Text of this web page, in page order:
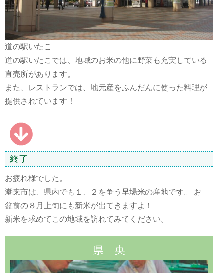
道の駅いたこ
道の駅いたこでは、地域のお米の他に野菜も充実している
直売所があります。
また、レストランでは、地元産をふんだんに使った料理が
提供されています！
終了
お疲れ様でした。
潮来市は、県内でも１、２を争う早場米の産地です。 お
盆前の８月上旬にも新米が出てきますよ！
新米を求めてこの地域を訪れてみてください。
県 央